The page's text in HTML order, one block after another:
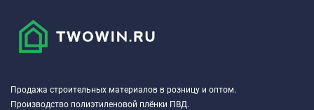
В случаях возникновения сомнений в применении,
обращаться за технической консультацией.
рекомендации производителя напольных покрытий.
Продажа строительных материалов в розницу и оптом.
Производство полиэтиленовой плёнки ПВД.